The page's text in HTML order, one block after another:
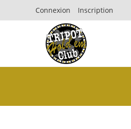
Connexion Inscription